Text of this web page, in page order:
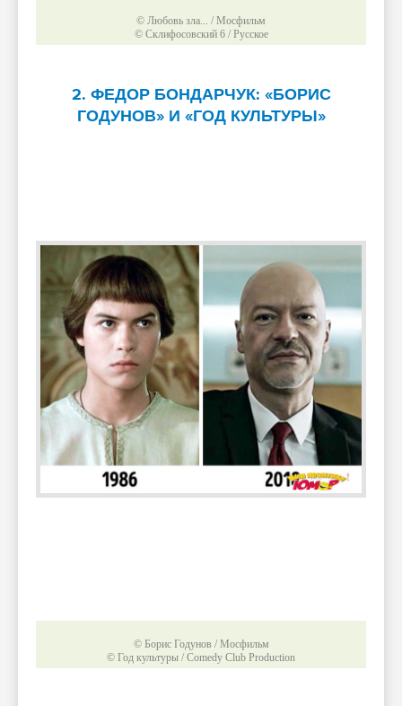
© Любовь зла... / Мосфильм
© Склифосовский 6 / Русское
2. ФЕДОР БОНДАРЧУК: «БОРИС
ГОДУНОВ» И «ГОД КУЛЬТУРЫ»
© Борис Годунов / Мосфильм
© Год культуры / Comedy Club Production